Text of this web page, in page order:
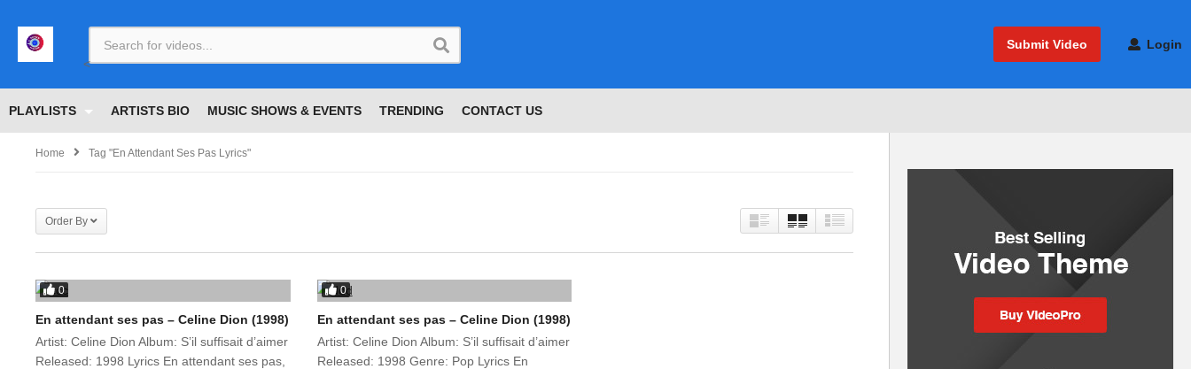
Submit Video Login
PLAYLISTS ARTISTS BIO MUSIC SHOWS & EVENTS TRENDING CONTACT US
Home Tag "En Attendant Ses Pas Lyrics"
Order By
0
En attendant ses pas – Celine Dion (1998)
Artist: Celine Dion Album: S’il suffisait d’aimer
Released: 1998 Lyrics En attendant ses pas,
0
En attendant ses pas – Celine Dion (1998)
Artist: Celine Dion Album: S’il suffisait d’aimer
Released: 1998 Genre: Pop Lyrics En
<